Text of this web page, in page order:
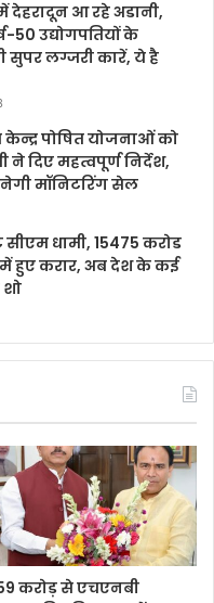
देहरादून आ रहे अडानी,
50 उद्योगपतियों के
लग्जरी कारें, ये है
पोषित योजनाओं को
दिए महत्वपूर्ण निर्देश,
मॉनिटरिंग सेल
सीएम धामी, 15475 करोड
में हुए करार, अब देश के कई
शो
करोड़ से एचएनबी